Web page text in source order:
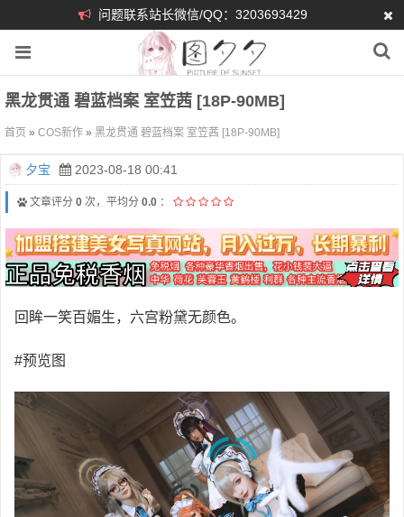
问题联系站长微信/QQ：3203693429
黑龙贯通 碧蓝档案 室笠茜 [18P-90MB]
首页 » COS新作 » 黑龙贯通 碧蓝档案 室笠茜 [18P-90MB]
夕宝 2023-08-18 00:41
文章评分 0 次，平均分 0.0 ：
回眸一笑百媚生，六宫粉黛无颜色。
#预览图